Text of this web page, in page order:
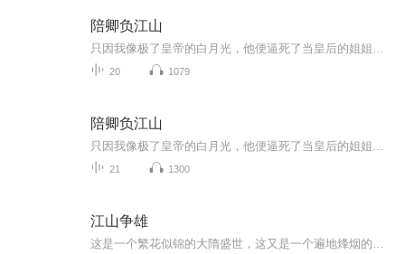
陪卿负江山
20 1079
陪卿负江山
21 1300
江山争雄